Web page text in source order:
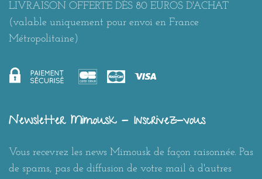
LIVRAISON OFFERTE DÈS 80 EUROS D'ACHAT
(valable uniquement pour envoi en France
Métropolitaine)
Newsletter Mimousk - Inscrivez-vous
Vous recevrez les news Mimousk de façon raisonnée. Pas
de spams, pas de diffusion de votre mail à d'autres